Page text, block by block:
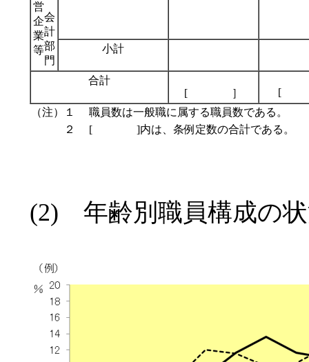
営
企
業
等
会
計
部
門
小計
合計
[ ］
[
（注）１
職員数は一般職に属する職員数である。
２
[ ]内は、条例定数の合計である。
(2) 年齢別職員構成の